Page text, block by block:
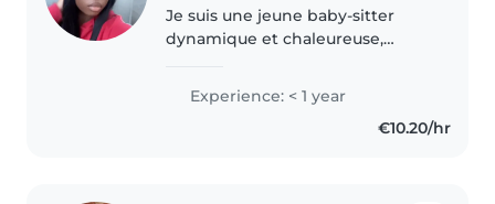
Je suis une jeune baby-sitter
dynamique et chaleureuse,
Je suis actuellement en
formation pour devenir
infirmière, ce qui me donne des
Experience: < 1 year
€10.20/hr